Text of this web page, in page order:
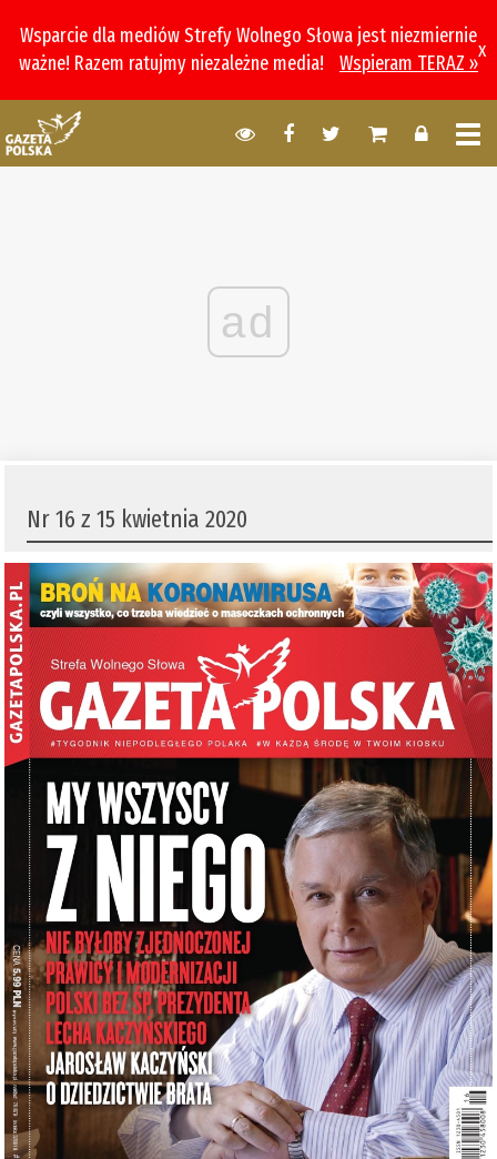
Wsparcie dla mediów Strefy Wolnego Słowa jest niezmiernie
ważne! Razem ratujmy niezależne media!
Wspieram TERAZ »
x
ad
Nr 16 z 15 kwietnia 2020